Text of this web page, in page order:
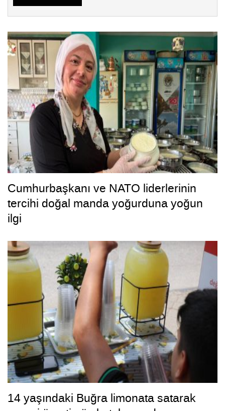
Cumhurbaşkanı ve NATO liderlerinin
tercihi doğal manda yoğurduna yoğun
ilgi
14 yaşındaki Buğra limonata satarak